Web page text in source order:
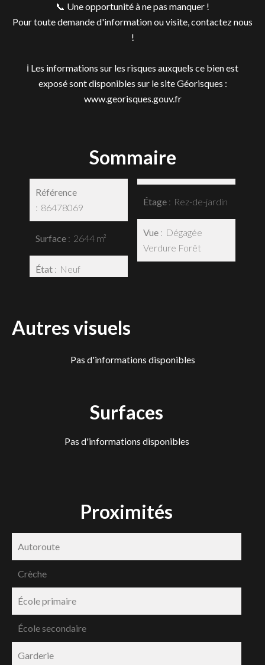
📞 Une opportunité à ne pas manquer !
Pour toute demande d'information ou visite, contactez nous
!
ℹ️ Les informations sur les risques auxquels ce bien est
exposé sont disponibles sur le site Géorisques :
www.georisques.gouv.fr
Sommaire
Référence
86478069
Surface 2644 m²
État Neuf
Étage Rez-de-jardin
Vue
Dégagée
Verdure Forêt
Autres visuels
Pas d'informations disponibles
Surfaces
Pas d'informations disponibles
Proximités
Autoroute
Crèche
École primaire
École secondaire
Garderie